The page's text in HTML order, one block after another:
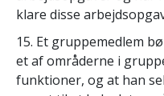
klare disse
15. Et gruppemedlem
et af områderne i
funktioner, og at han